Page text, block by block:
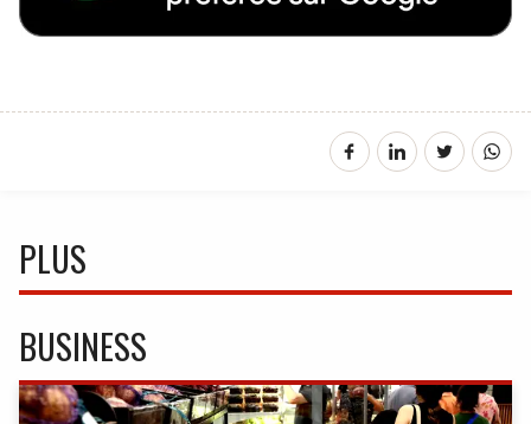
PLUS
BUSINESS